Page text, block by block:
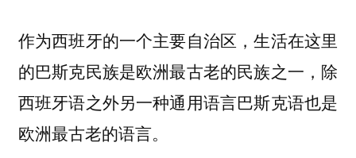
作为西班牙的一个主要自治区，生活在这里
的巴斯克民族是欧洲最古老的民族之一，除
西班牙语之外另一种通用语言巴斯克语也是
欧洲最古老的语言。